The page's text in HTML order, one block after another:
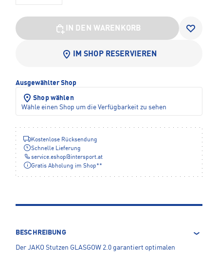
IN DEN WARENKORB
IM SHOP RESERVIEREN
Ausgewählter Shop
Shop wählen
Wähle einen Shop um die Verfügbarkeit zu sehen
Kostenlose Rücksendung
Schnelle Lieferung
service.eshop@intersport.at
Gratis Abholung im Shop**
BESCHREIBUNG
Der JAKO Stutzen GLASGOW 2.0 garantiert optimalen